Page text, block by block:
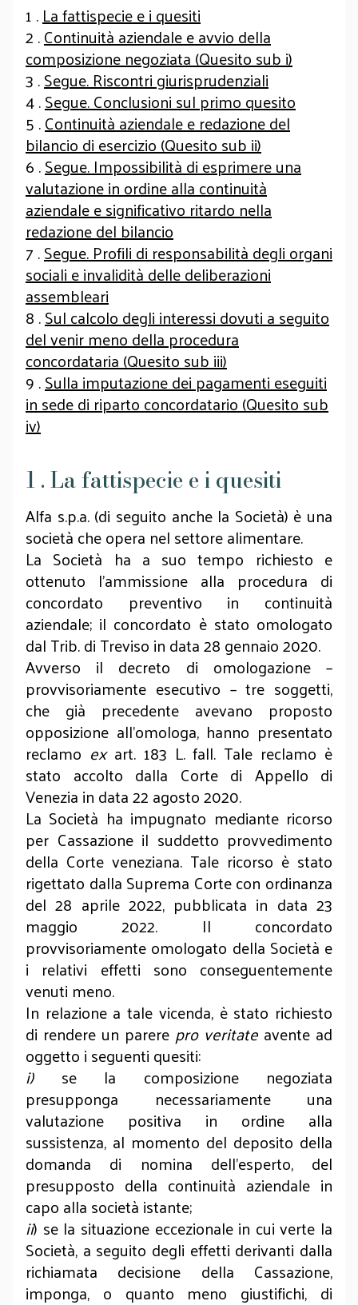
1 .La fattispecie e i quesiti
2 .Continuità aziendale e avvio della
composizione negoziata (Quesito sub i)
3 .Segue. Riscontri giurisprudenziali
4 .Segue. Conclusioni sul primo quesito
5 .Continuità aziendale e redazione del
bilancio di esercizio (Quesito sub ii)
6 .Segue. Impossibilità di esprimere una
valutazione in ordine alla continuità
aziendale e significativo ritardo nella
redazione del bilancio
7 .Segue. Profili di responsabilità degli organi
sociali e invalidità delle deliberazioni
assembleari
8 .Sul calcolo degli interessi dovuti a seguito
del venir meno della procedura
concordataria (Quesito sub iii)
9 .Sulla imputazione dei pagamenti eseguiti
in sede di riparto concordatario (Quesito sub
iv)
1 . La fattispecie e i quesiti
Alfa s.p.a. (di seguito anche la Società) è una
società che opera nel settore alimentare.
La Società ha a suo tempo richiesto e
ottenuto l’ammissione alla procedura di
concordato preventivo in continuità
aziendale; il concordato è stato omologato
dal Trib. di Treviso in data 28 gennaio 2020.
Avverso il decreto di omologazione –
provvisoriamente esecutivo – tre soggetti,
che già precedente avevano proposto
opposizione all’omologa, hanno presentato
reclamo ex art. 183 L. fall. Tale reclamo è
stato accolto dalla Corte di Appello di
Venezia in data 22 agosto 2020.
La Società ha impugnato mediante ricorso
per Cassazione il suddetto provvedimento
della Corte veneziana. Tale ricorso è stato
rigettato dalla Suprema Corte con ordinanza
del 28 aprile 2022, pubblicata in data 23
maggio 2022. Il concordato
provvisoriamente omologato della Società e
i relativi effetti sono conseguentemente
venuti meno.
In relazione a tale vicenda, è stato richiesto
di rendere un parere pro veritate avente ad
oggetto i seguenti quesiti:
i)se la composizione negoziata
presupponga necessariamente una
valutazione positiva in ordine alla
sussistenza, al momento del deposito della
domanda di nomina dell’esperto, del
presupposto della continuità aziendale in
capo alla società istante;
ii) se la situazione eccezionale in cui verte la
Società, a seguito degli effetti derivanti dalla
richiamata decisione della Cassazione,
imponga, o quanto meno giustifichi, di